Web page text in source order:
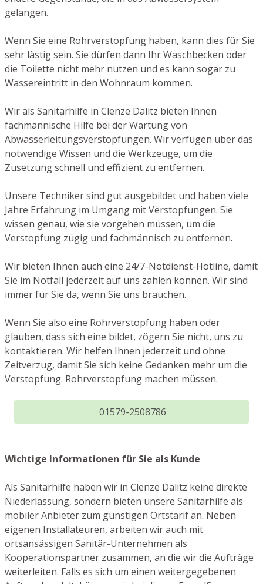
gelangen.
Wenn Sie eine Rohrverstopfung haben, kann dies für Sie
sehr lästig sein. Sie dürfen dann Ihr Waschbecken oder
die Toilette nicht mehr nutzen und es kann sogar zu
Wassereintritt in den Wohnraum kommen.
Wir als Sanitärhilfe in Clenze Dalitz bieten Ihnen
fachmännische Hilfe bei der Wartung von
Abwasserleitungsverstopfungen. Wir verfügen über das
notwendige Wissen und die Werkzeuge, um die
Zusetzung schnell und effizient zu entfernen.
Unsere Techniker sind gut ausgebildet und haben viele
Jahre Erfahrung im Umgang mit Verstopfungen. Sie
wissen genau, wie sie vorgehen müssen, um die
Verstopfung zügig und fachmännisch zu entfernen.
Wir bieten Ihnen auch eine 24/7-Notdienst-Hotline, damit
Sie im Notfall jederzeit auf uns zählen können. Wir sind
immer für Sie da, wenn Sie uns brauchen.
Wenn Sie also eine Rohrverstopfung haben oder
glauben, dass sich eine bildet, zögern Sie nicht, uns zu
kontaktieren. Wir helfen Ihnen jederzeit und ohne
Zeitverzug, damit Sie sich keine Gedanken mehr um die
Verstopfung. Rohrverstopfung machen müssen.
01579-2508786
Wichtige Informationen für Sie als Kunde
Als Sanitärhilfe haben wir in Clenze Dalitz keine direkte
Niederlassung, sondern bieten unsere Sanitärhilfe als
mobiler Anbieter zum günstigen Ortstarif an. Neben
eigenen Installateuren, arbeiten wir auch mit
ortsansässigen Sanitär-Unternehmen als
Kooperationspartner zusammen, an die wir die Aufträge
weiterleiten. Falls es sich um einen weitergegebenen